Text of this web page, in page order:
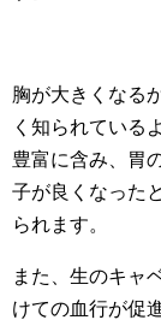
胸が大きくなる
く知られている
豊富に含み、胃
子が良くなった
られます。
また、生のキャ
けての血行が促